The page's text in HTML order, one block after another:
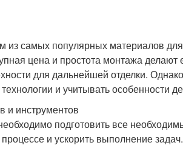
из самых популярных материалов
цена и простота монтажа
для дальнейшей отделки.
и учитывать особенности
и инструментов
подготовить все
и ускорить выполнение задач.